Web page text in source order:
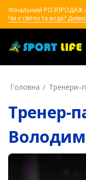
Фінальний РОЗПРОДАЖ
Чи є світло та вода?
Головна
Тренер-